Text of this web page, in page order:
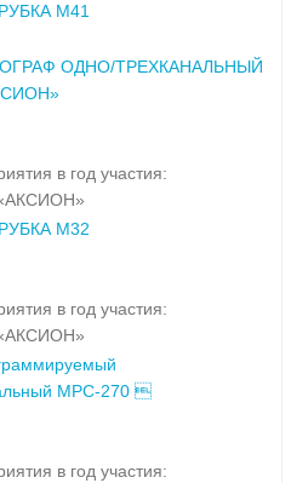
М41
ОДНО/ТРЕХКАНАЛЬНЫЙ
в год участия:
М32
в год участия:
МРС-270 
в год участия: